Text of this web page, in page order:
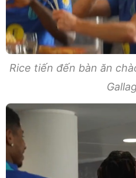
Rice tiến đến bàn ăn